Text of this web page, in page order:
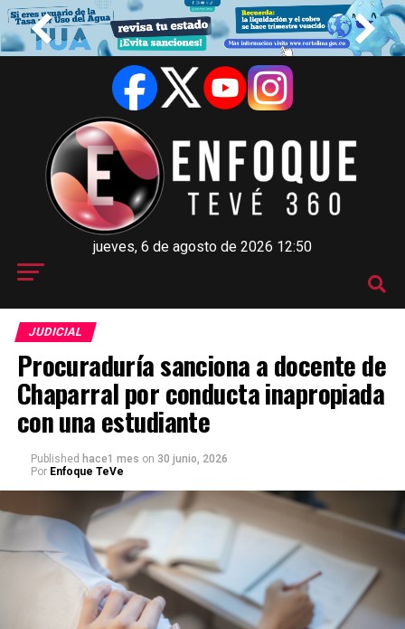
jueves, 6 de agosto de 2026 12:50
JUDICIAL
Procuraduría sanciona a docente de
Chaparral por conducta inapropiada
con una estudiante
Published hace1 mes on 30 junio, 2026
Por Enfoque TeVe